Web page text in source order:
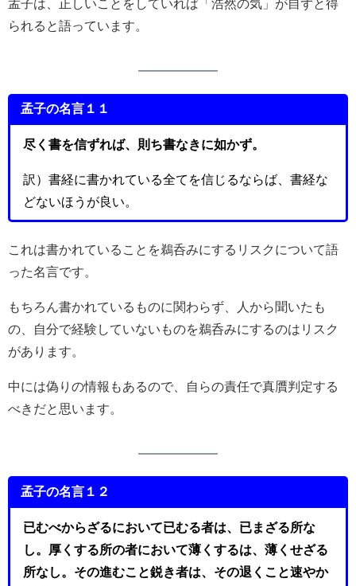
孟子は、正しいことをしていれば「浩然の気」が自ずと得
られると語っています。
孟子の名言１１
尽く書を信ずれば、則ち書なきに如かず。
訳）書経に書かれている全てを信じるならば、書経な
どないほうが良い。
これは書かれていることを鵜呑みにするリスクについて語
った名言です。
もちろん書かれているものに関わらず、人から聞いたも
の、自分で経験していないものを鵜呑みにするのはリスク
があります。
中には偽りの情報もあるので、自らの責任で真贋判定する
べきだと思います。
孟子の名言１２
已むべからざるにおいて已むる者は、已まざる所な
し。厚くする所の者において薄くするは、薄くせざる
所なし。その進むこと鋭き者は、その退くこと速やか